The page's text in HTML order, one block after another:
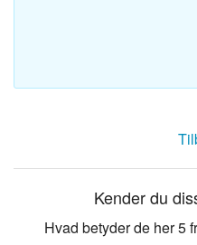
Kender du
Hvad betyder de her 5